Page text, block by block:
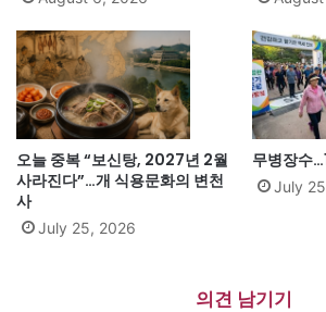
오늘 중복 “보신탕, 2027년 2월
사라진다”…개 식용문화의 변천
사
July 25, 2026
무병장수
July
의견 남기기